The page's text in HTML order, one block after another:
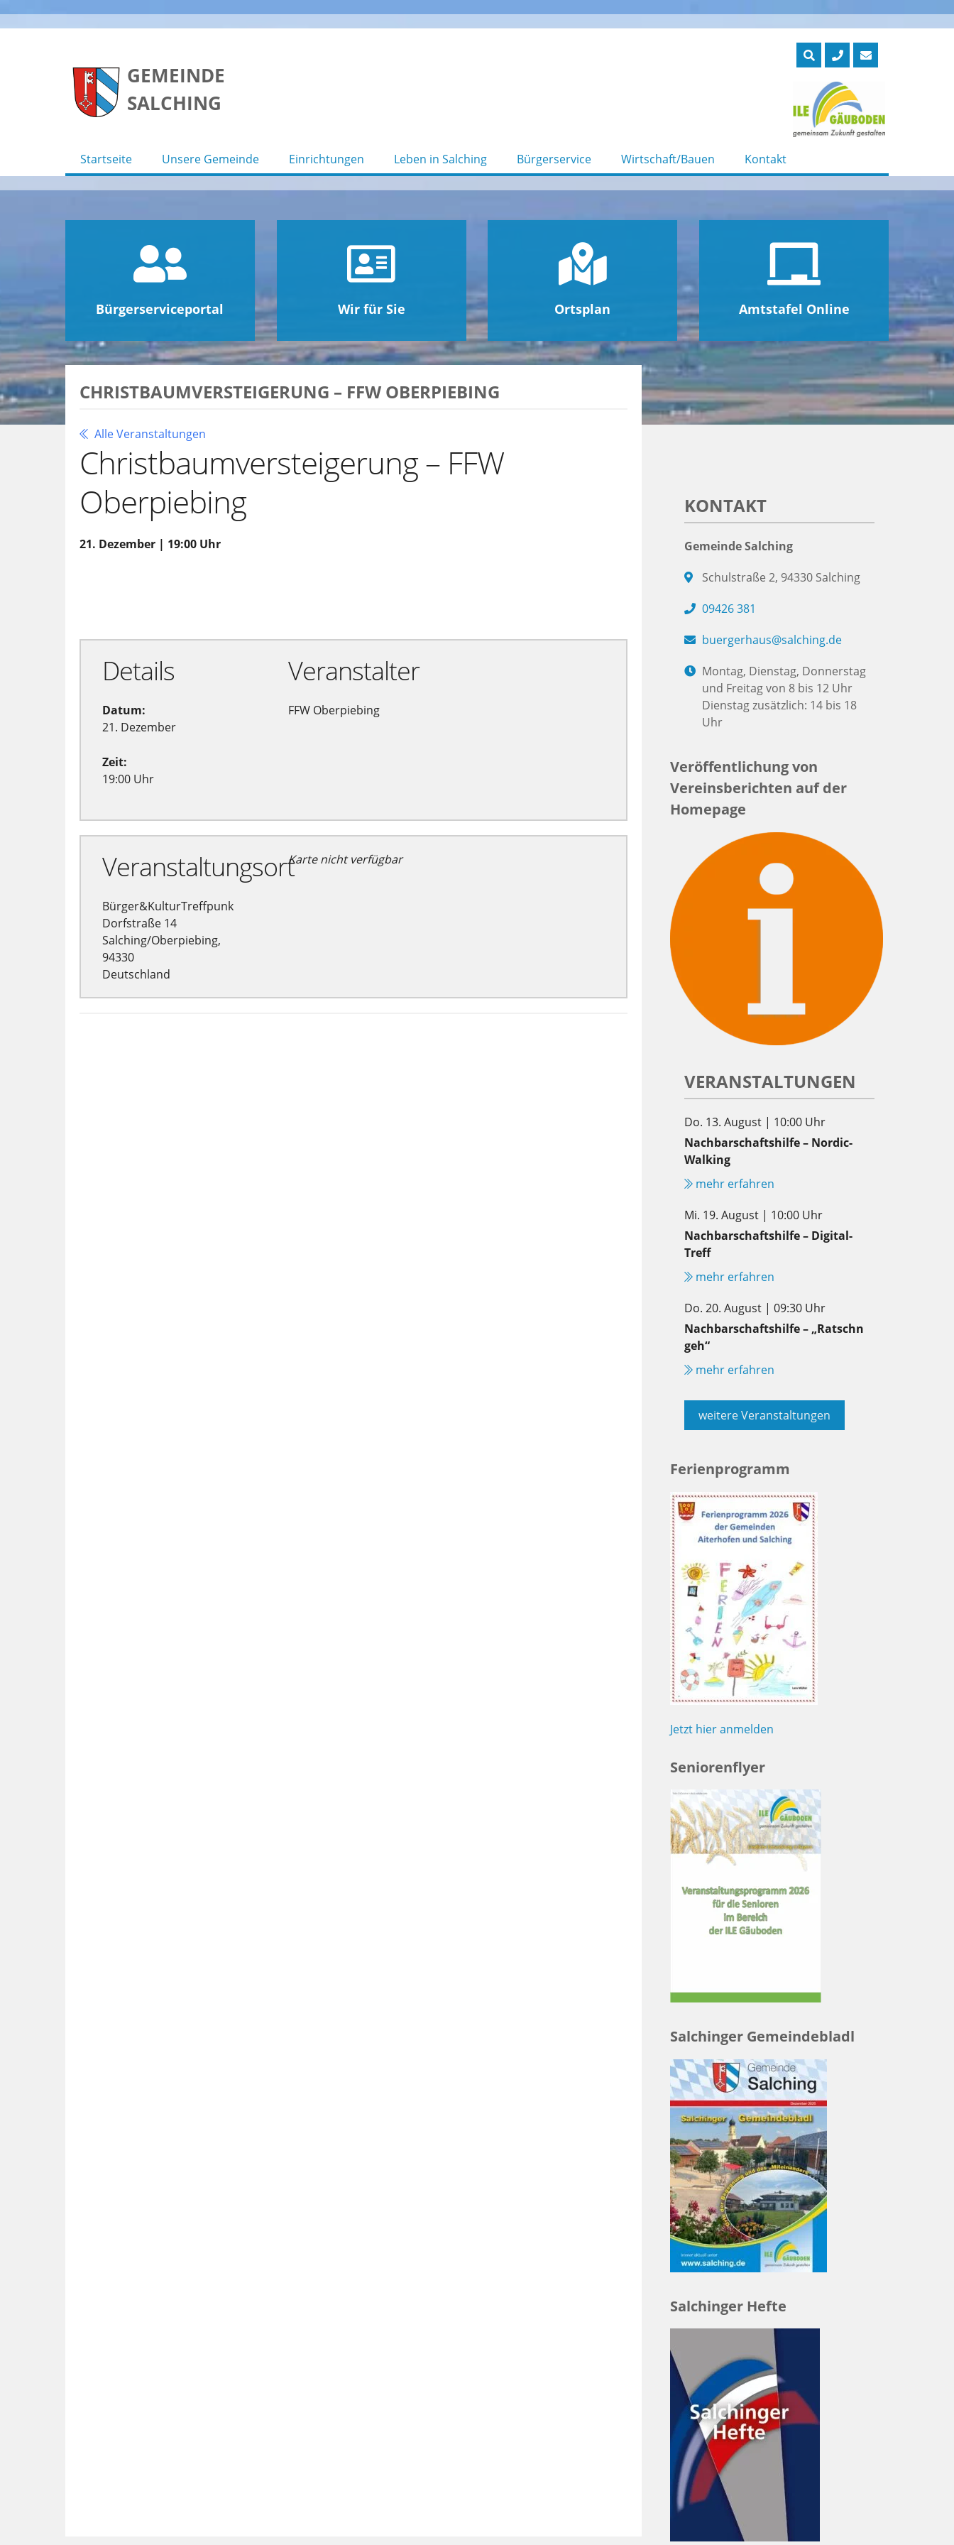
GEMEINDE
SALCHING
Startseite Unsere Gemeinde Einrichtungen Leben in Salching Bürgerservice Wirtschaft/Bauen Kontakt
Bürgerserviceportal Wir für Sie Ortsplan Amtstafel Online
CHRISTBAUMVERSTEIGERUNG – FFW OBERPIEBING
Alle Veranstaltungen
Christbaumversteigerung – FFW
Oberpiebing
21. Dezember | 19:00 Uhr
Details
Datum:
21. Dezember
Zeit:
19:00 Uhr
Veranstalter
FFW Oberpiebing
Veranstaltungsort
Bürger&KulturTreffpunk
Dorfstraße 14
Salching/Oberpiebing,
94330
Deutschland
Karte nicht verfügbar
KONTAKT
Gemeinde Salching
Schulstraße 2, 94330 Salching
09426 381
buergerhaus@salching.de
Montag, Dienstag, Donnerstag
und Freitag von 8 bis 12 Uhr
Dienstag zusätzlich: 14 bis 18
Uhr
Veröffentlichung von
Vereinsberichten auf der
Homepage
VERANSTALTUNGEN
Do. 13. August | 10:00 Uhr
Nachbarschaftshilfe – Nordic-
Walking
mehr erfahren
Mi. 19. August | 10:00 Uhr
Nachbarschaftshilfe – Digital-
Treff
mehr erfahren
Do. 20. August | 09:30 Uhr
Nachbarschaftshilfe – „Ratschn
geh“
mehr erfahren
weitere Veranstaltungen
Ferienprogramm
Jetzt hier anmelden
Seniorenflyer
Salchinger Gemeindebladl
Salchinger Hefte